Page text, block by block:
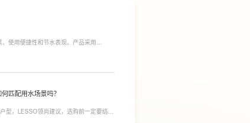
使用便捷性和节水表现。产品采用
芯使用寿命。
匹配用水场景吗？
型，LESSO领尚建议，选购前一定要结合